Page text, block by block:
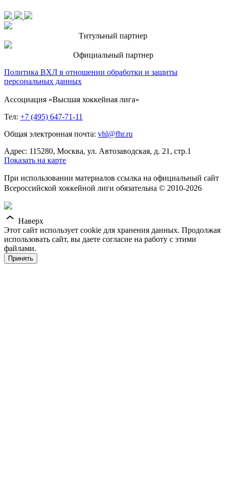
Титульный партнер
Официальный партнер
Политика ВХЛ в отношении обработки и защиты
персональных данных
Ассоциация «Высшая хоккейная лига»
Тел: +7 (495) 647-71-11
Общая электронная почта: vhl@fhr.ru
Адрес: 115280, Москва, ул. Автозаводская, д. 21, стр.1
Показать на карте
При использовании материалов ссылка на официальный сайт
Всероссийской хоккейной лиги обязательна © 2010-2026
Наверх
Этот сайт использует cookie для хранения данных. Продолжая
использовать сайт, вы даете согласие на работу с этими
файлами.
Принять